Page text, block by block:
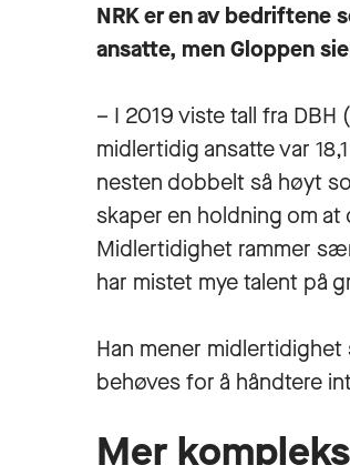
NRK er en av
ansatte, men Gloppen
– I 2019 viste tall fra
midlertidig ansatte var
nesten dobbelt så høyt
skaper en holdning om
Midlertidighet rammer
har mistet mye talent på
Han mener
behøves for å håndtere
Mer